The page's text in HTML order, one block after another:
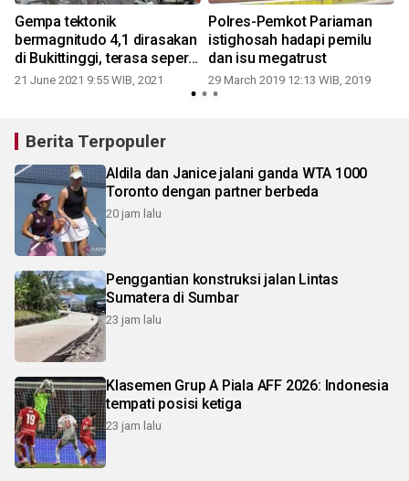
Gempa tektonik
bermagnitudo 4,1 dirasakan
di Bukittinggi, terasa seperti
bergoyang
21 June 2021 9:55 WIB, 2021
Polres-Pemkot Pariaman
istighosah hadapi pemilu
dan isu megatrust
29 March 2019 12:13 WIB, 2019
Berita Terpopuler
Aldila dan Janice jalani ganda WTA 1000
Toronto dengan partner berbeda
20 jam lalu
Penggantian konstruksi jalan Lintas
Sumatera di Sumbar
23 jam lalu
Klasemen Grup A Piala AFF 2026: Indonesia
tempati posisi ketiga
23 jam lalu